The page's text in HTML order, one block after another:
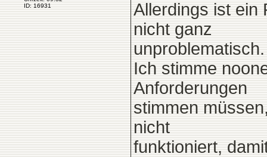
ID: 16931
Allerdings ist ein
nicht ganz
unproblematisch.
Ich stimme
Anforderungen
stimmen
nicht
funktioniert,